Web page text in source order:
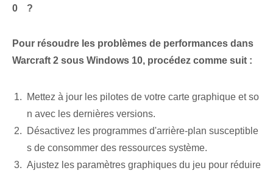
0 ?
Pour résoudre les problèmes de performances dans
Warcraft 2 sous Windows 10, procédez comme suit :
Mettez à jour les pilotes de votre carte graphique et so
n avec les dernières versions.
Désactivez les programmes d'arrière-plan susceptible
s de consommer des ressources système.
Ajustez les paramètres graphiques du jeu pour réduire